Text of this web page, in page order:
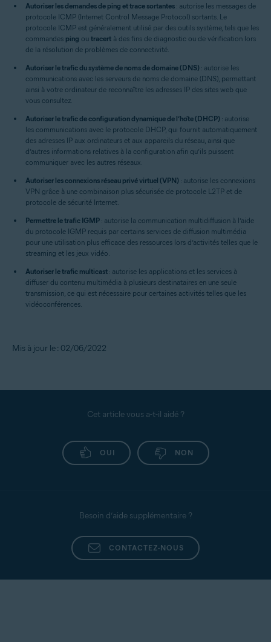
Autoriser les demandes de ping et trace sortantes : autorise les messages de
protocole ICMP (Internet Control Message Protocol) sortants. Le
protocole ICMP est généralement utilisé par des outils système, tels que les
commandes ping ou tracert à des fins de diagnostic ou de vérification lors
de la résolution de problèmes de connectivité.
Autoriser le trafic du système de noms de domaine (DNS) : autorise les
communications avec les serveurs de noms de domaine (DNS), permettant
ainsi à votre ordinateur de reconnaître les adresses IP des sites web que
vous consultez.
Autoriser le trafic de configuration dynamique de l’hôte (DHCP) : autorise
les communications avec le protocole DHCP, qui fournit automatiquement
des adresses IP aux ordinateurs et aux appareils du réseau, ainsi que
d’autres informations relatives à la configuration afin qu’ils puissent
communiquer avec les autres réseaux.
Autoriser les connexions réseau privé virtuel (VPN) : autorise les connexions
VPN grâce à une combinaison plus sécurisée de protocole L2TP et de
protocole de sécurité Internet.
Permettre le trafic IGMP : autorise la communication multidiffusion à l’aide
du protocole IGMP requis par certains services de diffusion multimédia
pour une utilisation plus efficace des ressources lors d’activités telles que le
streaming et les jeux vidéo.
Autoriser le trafic multicast : autorise les applications et les services à
diffuser du contenu multimédia à plusieurs destinataires en une seule
transmission, ce qui est nécessaire pour certaines activités telles que les
vidéoconférences.
Mis à jour le : 02/06/2022
Cet article vous a-t-il aidé ?
OUI NON
Besoin d’aide supplémentaire ?
CONTACTEZ-NOUS